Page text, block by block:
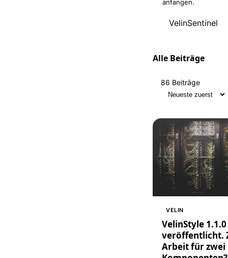
anfangen.
VelinSentinel
Alle Beiträge
86 Beiträge
Sortierung
VELIN
VelinStyle 1.1.0
veröffentlicht.
Arbeit für zwei